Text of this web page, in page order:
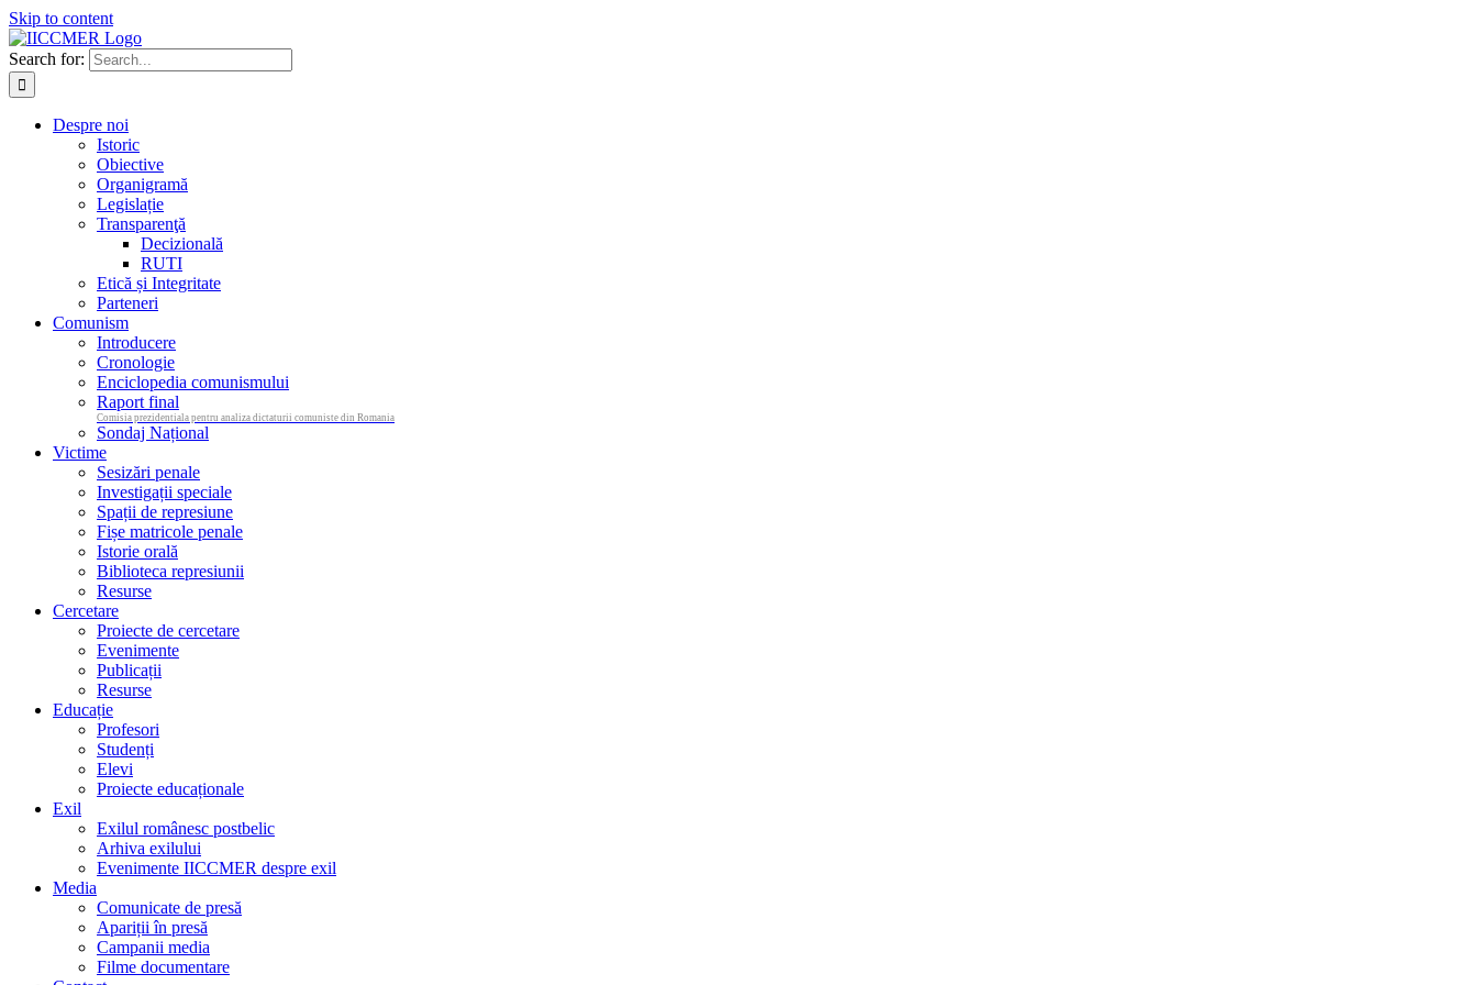
Skip to content
Search for:
Despre noi
Istoric
Obiective
Organigramă
Legislație
Transparenţă
Decizională
RUTI
Etică și Integritate
Parteneri
Comunism
Introducere
Cronologie
Enciclopedia comunismului
Raport final
Comisia prezidentiala pentru analiza dictaturii comuniste din Romania
Sondaj Național
Victime
Sesizări penale
Investigații speciale
Spații de represiune
Fișe matricole penale
Istorie orală
Biblioteca represiunii
Resurse
Cercetare
Proiecte de cercetare
Evenimente
Publicații
Resurse
Educație
Profesori
Studenți
Elevi
Proiecte educaționale
Exil
Exilul românesc postbelic
Arhiva exilului
Evenimente IICCMER despre exil
Media
Comunicate de presă
Apariții în presă
Campanii media
Filme documentare